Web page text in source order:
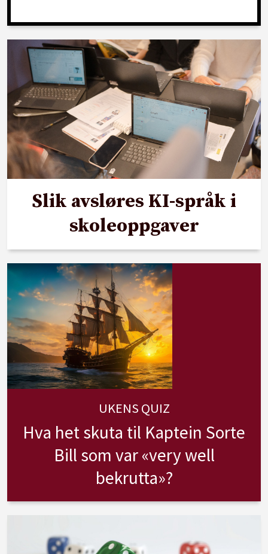
Slik avsløres KI-språk i
skoleoppgaver
UKENS QUIZ
Hva het skuta til Kaptein Sorte
Bill som var «very well
bekrutta»?